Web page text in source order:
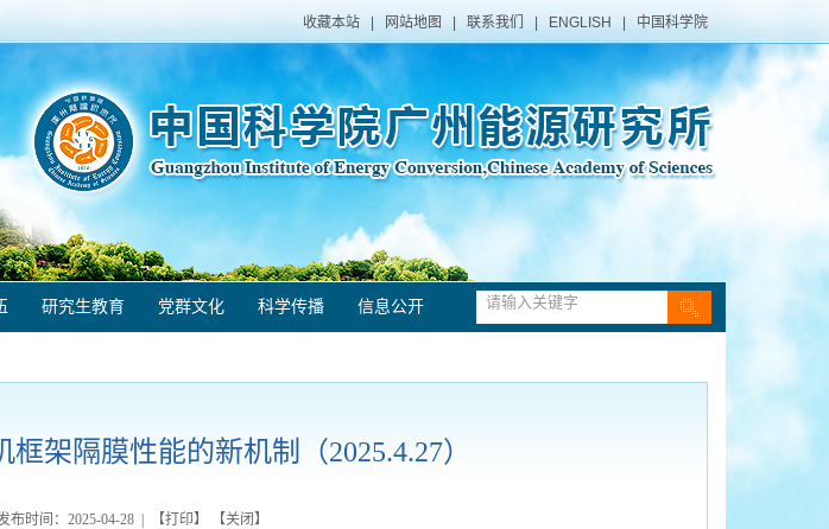
收藏本站 网站地图 联系我们 ENGLISH 中国科学院
研究生教育 党群文化 科学传播 信息公开
架隔膜性能的新机制（2025.4.27）
时间： 2025-04-28| 【打印】 【关闭 】